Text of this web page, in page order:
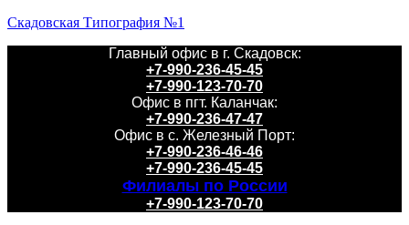
Скадовская Типография №1
Главный офис в г. Скадовск:
+7-990-236-45-45
+7-990-123-70-70
Офис в пгт. Каланчак:
+7-990-236-47-47
Офис в с. Железный Порт:
+7-990-236-46-46
+7-990-236-45-45
Филиалы по России
+7-990-123-70-70